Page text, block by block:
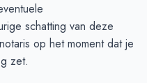
schatting van deze
op het moment dat je
zet.